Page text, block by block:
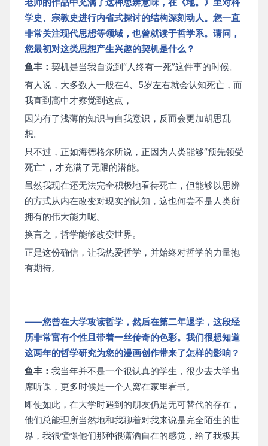
学史、宗教史进行内省式探讨的结构深刻动人。您一直
非常关注现代思想等领域，也曾就读于哲学系。请问，
您最初对这类思想产生兴趣的契机是什么？
鱼丰： 契机是当我自觉到“人终有一死”这件事的时候。
有人说，大多数人一般在4、5岁左右就会认知死亡，而
我直到高中才察觉到这点，
因为有了浅薄的知识与自我意识，反而会更加胡思乱
想。
只不过，正如海德格尔所说，正因为人类能够“预先领受
死亡”，才充满了无限的潜能。
虽然我现在还无法完全积极地看待死亡，但能够以思辨
的方式从内在改变对现实的认知，这也何尝不是人类所
拥有的伟大能力呢。
换言之，哲学能够改变世界。
正是这份确信，让我热爱哲学，并始终对哲学的力量抱
有期待。
——您曾在大学攻读哲学，然后在第二年退学，这段经
历非常富有个性且带着一丝传奇的色彩。我们很想知道
这两年的哲学研究为您的漫画创作带来了怎样的影响？
鱼丰： 我当年并不是一个很认真的学生，很少去大学出
席听课，更多时候是一个人窝在家里看书。
即使如此，在大学时遇到的朋友仍是无可替代的存在，
他们总能理所当然地和我聊着对我来说是完全陌生的世
界，我很憧憬他们那种很潇洒自在的感觉，给了我极其